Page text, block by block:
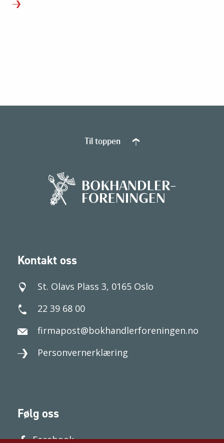
Kontakt oss
St. Olavs Plass 3, 0165 Oslo
22 39 68 00
firmapost@bokhandlerforeningen.no
Personvernerklæring
Følg oss
Facebook
Til toppen